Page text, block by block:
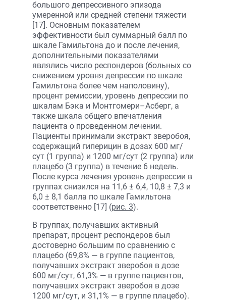
большого депрессивного эпизода
умеренной или средней степени тяжести
[17]. Основным показателем
эффективности был суммарный балл по
шкале Гамильтона до и после лечения,
дополнительными показателями
являлись число респондеров (больных со
снижением уровня депрессии по шкале
Гамильтона более чем наполовину),
процент ремиссии, уровень депрессии по
шкалам Бэка и Монтгомери–Асберг, а
также шкала общего впечатления
пациента о проведенном лечении.
Пациенты принимали экстракт зверобоя,
содержащий гиперицин в дозах 600 мг/
сут (1 группа) и 1200 мг/сут (2 группа) или
плацебо (3 группа) в течение 6 недель.
После курса лечения уровень депрессии в
группах снизился на 11,6 ± 6,4, 10,8 ± 7,3 и
6,0 ± 8,1 балла по шкале Гамильтона
соответственно [17] (рис. 3).
В группах, получавших активный
препарат, процент респондеров был
достоверно большим по сравнению с
плацебо (69,8% — в группе пациентов,
получавших экстракт зверобоя в дозе
600 мг/сут, 61,3% — в группе пациентов,
получавших экстракт зверобоя в дозе
1200 мг/сут, и 31,1% — в группе плацебо).